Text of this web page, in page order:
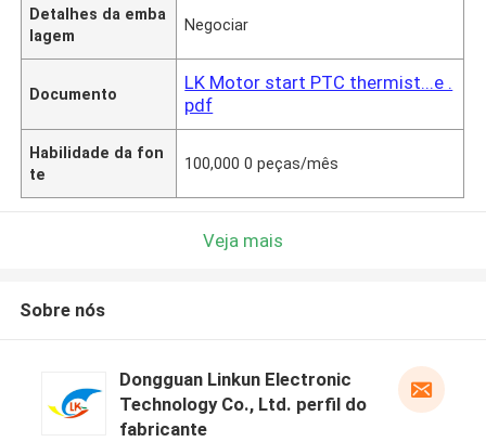
Detalhes da emba
lagem
Negociar
Documento
LK Motor start PTC thermist...e .
pdf
Habilidade da fon
te
100,000 0 peças/mês
Veja mais
Sobre nós
Dongguan Linkun Electronic
Technology Co., Ltd. perfil do
fabricante